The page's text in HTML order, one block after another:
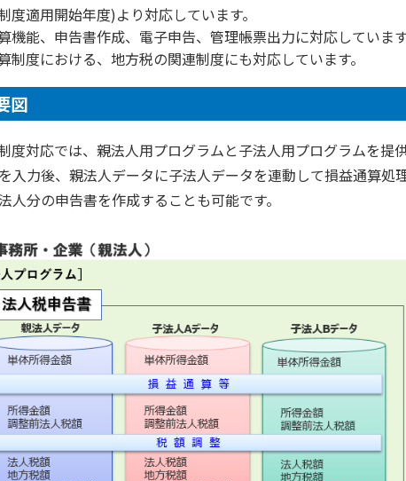
度適用開始年度)より対応しています。
機能、申告書作成、電子申告、管理帳票出力に対応しています
制度における、地方税の関連制度にも対応しています。
図
度対応では、親法人用プログラムと子法人用プログラムを提
入力後、親法人データに子法人データを連動して損益通算処
人分の申告書を作成することも可能です。